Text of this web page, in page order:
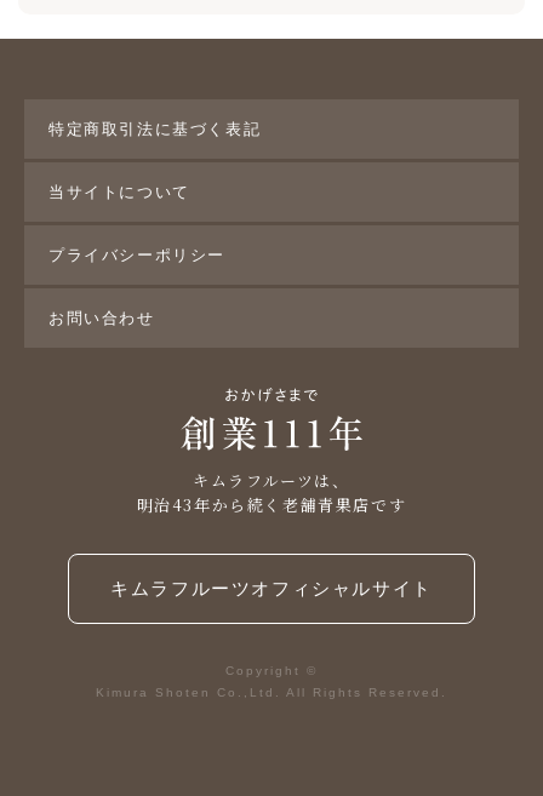
特定商取引法に基づく表記
当サイトについて
プライバシーポリシー
お問い合わせ
キムラフルーツは、
明治43年から続く老舗青果店です
キムラフルーツオフィシャルサイト
Copyright ©
Kimura Shoten Co.,Ltd. All Rights Reserved.